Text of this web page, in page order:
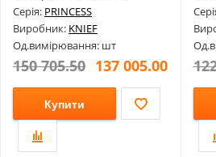
Серія: PRINCESS
Виробник: KNIEF
Од.вимірювання: шт
150 705.50 137 005.00
Купити